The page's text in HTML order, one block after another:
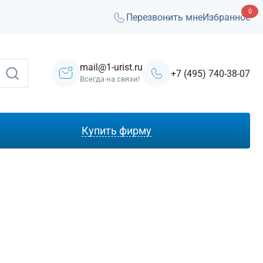
Перезвонить мнеИзбранное
0
mail@1-urist.ru
Всегда на связи! +7 (495) 740-38-07
Купить фирму